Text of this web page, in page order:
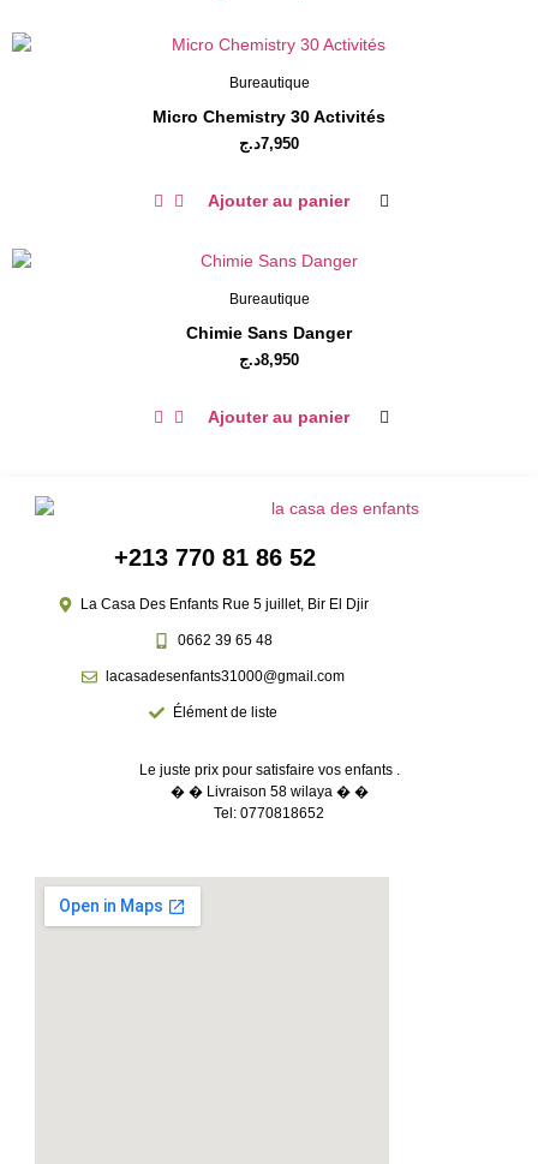
Bureautique
Micro Chemistry 30 Activités
7,950د.ج
Ajouter au panier
Bureautique
Chimie Sans Danger
8,950د.ج
Ajouter au panier
+213 770 81 86 52
La Casa Des Enfants Rue 5 juillet, Bir El Djir
0662 39 65 48
lacasadesenfants31000@gmail.com
Élément de liste
Le juste prix pour satisfaire vos enfants .
� � Livraison 58 wilaya � �
Tel: 0770818652